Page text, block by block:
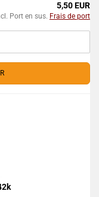
5,50 EUR
Port en sus. Frais de port